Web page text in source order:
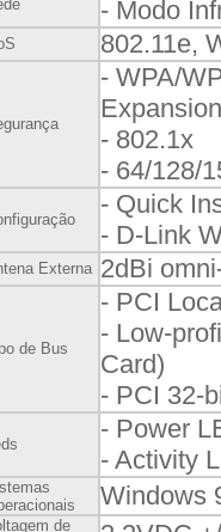
- Modo
802.11e,
- WPA/
- 802.1x
- 64/128/
- Quick
- D-Link
Externa 2dBi
de Bus
- PCI
- Low-
Card)
- PCI 32-
- Power
- Activity
Windows
de